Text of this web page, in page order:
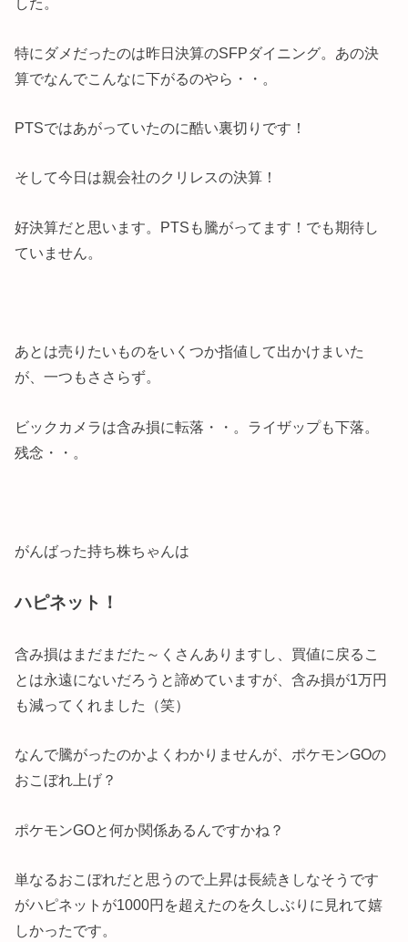
特にダメだったのは昨日決算のSFPダイニング。あの決
算でなんでこんなに下がるのやら・・。
PTSではあがっていたのに酷い裏切りです！
そして今日は親会社のクリレスの決算！
好決算だと思います。PTSも騰がってます！でも期待し
ていません。
あとは売りたいものをいくつか指値して出かけまいた
が、一つもささらず。
ビックカメラは含み損に転落・・。ライザップも下落。
残念・・。
がんばった持ち株ちゃんは
ハピネット！
含み損はまだまだた～くさんありますし、買値に戻るこ
とは永遠にないだろうと諦めていますが、含み損が1万円
も減ってくれました（笑）
なんで騰がったのかよくわかりませんが、ポケモンGOの
おこぼれ上げ？
ポケモンGOと何か関係あるんですかね？
単なるおこぼれだと思うので上昇は長続きしなそうです
がハピネットが1000円を超えたのを久しぶりに見れて嬉
しかったです。